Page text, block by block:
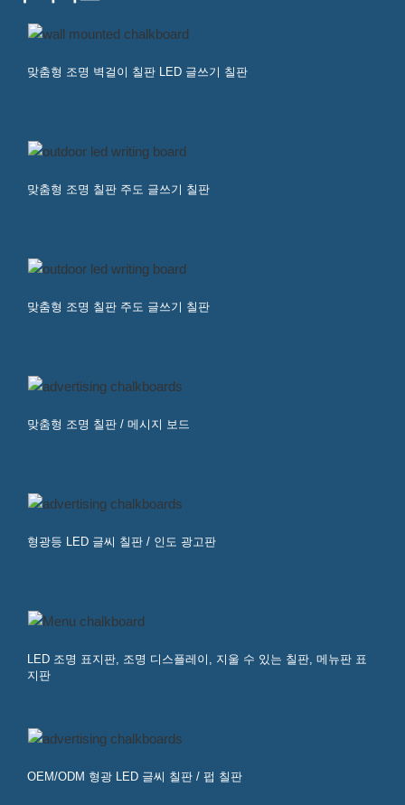
맞춤형 조명 벽걸이 칠판 LED 글쓰기 칠판
맞춤형 조명 칠판 주도 글쓰기 칠판
맞춤형 조명 칠판 주도 글쓰기 칠판
맞춤형 조명 칠판 / 메시지 보드
형광등 LED 글씨 칠판 / 인도 광고판
LED 조명 표지판, 조명 디스플레이, 지울 수 있는 칠판, 메뉴판 표
지판
OEM/ODM 형광 LED 글씨 칠판 / 펍 칠판